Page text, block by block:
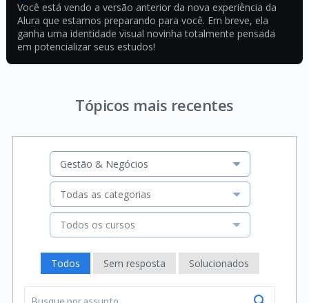
Você está vendo a versão anterior da nova experiência da
Alura que estamos preparando para você. Em breve, ela
ganha uma identidade visual novinha totalmente pensada
em potencializar seus estudos!
Tópicos mais recentes
Gestão & Negócios
Todas as categorias
Todos os cursos
Todos Sem resposta Solucionados